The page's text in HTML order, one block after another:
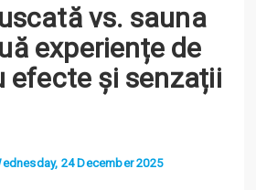
vs. sauna
experiențe de
efecte și senzații
24 December 2025